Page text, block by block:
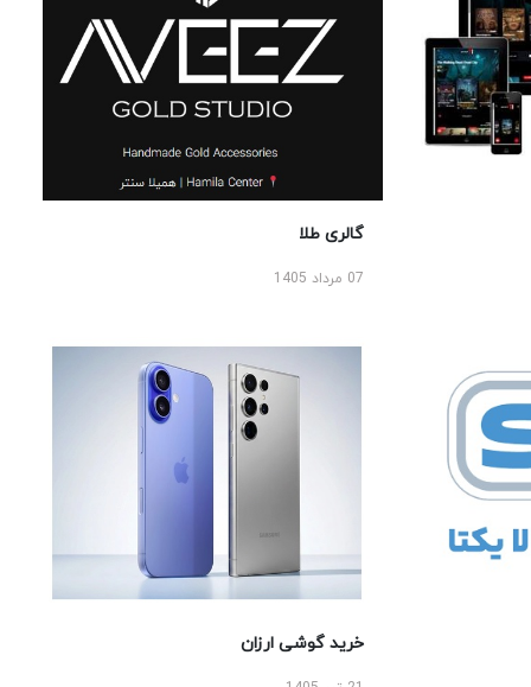
گالری طلا
07 مرداد 1405
خرید گوشی ارزان